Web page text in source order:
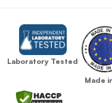
Laboratory Tested
Made